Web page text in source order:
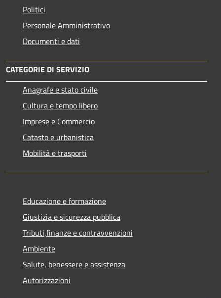
Politici
Personale Amministrativo
Documenti e dati
CATEGORIE DI SERVIZIO
Anagrafe e stato civile
Cultura e tempo libero
Imprese e Commercio
Catasto e urbanistica
Mobilità e trasporti
Educazione e formazione
Giustizia e sicurezza pubblica
Tributi,finanze e contravvenzioni
Ambiente
Salute, benessere e assistenza
Autorizzazioni